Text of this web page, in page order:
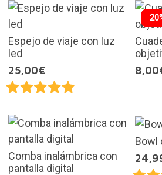
Espejo de viaje con luz
led
25,00€
Comba inalámbrica con
pantalla digital
Bowl